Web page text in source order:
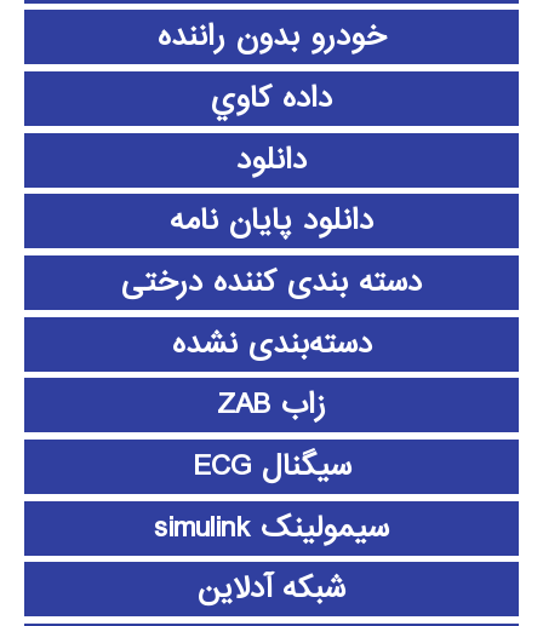
خودرو بدون راننده
داده كاوي
دانلود
دانلود پايان نامه
دسته بندی کننده درختی
دسته‌بندی نشده
زاب ZAB
سیگنال ECG
سیمولینک simulink
شبکه آدلاین